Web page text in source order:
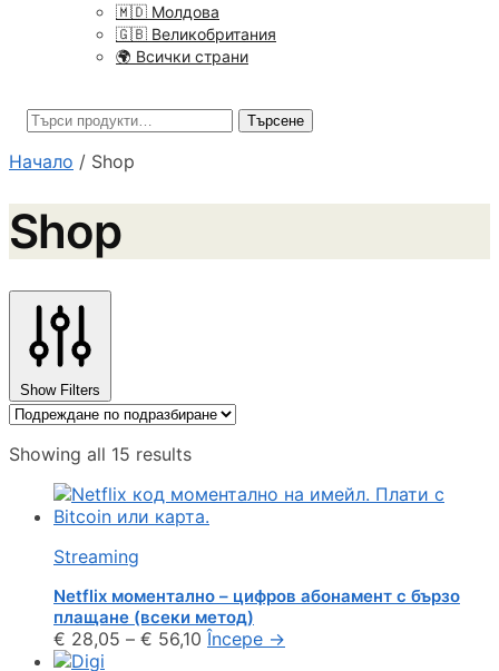
Търсене
Търсене
🇲🇩 Молдова
🇬🇧 Великобритания
🌍 Всички страни
Начало / Shop
Shop
Show Filters
Showing all 15 results
Streaming
Netflix моментално – цифров абонамент с бързо
плащане (всеки метод)
€ 28,05 – € 56,10 Începe →